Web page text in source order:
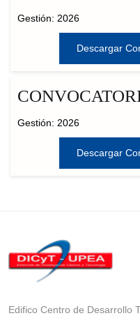
Gestión: 2026
Descargar
Gestión: 2026
Descargar
Edifico Centro de Desarrollo